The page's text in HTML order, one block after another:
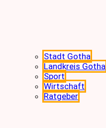
Stadt Gotha
Landkreis Gotha
Sport
Wirtschaft
Ratgeber